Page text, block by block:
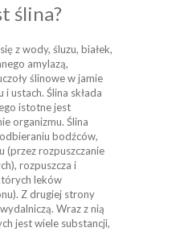
ślina?
z wody, śluzu, białek,
amylazą,
ślinowe w jamie
ustach. Ślina składa
istotne jest
organizmu. Ślina
bodźców,
(przez rozpuszczanie
rozpuszcza i
leków
Z drugiej strony
Wraz z nią
jest wiele substancji,